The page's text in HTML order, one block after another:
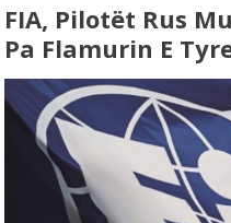
FIA, Pilotët Rus
Pa Flamurin E